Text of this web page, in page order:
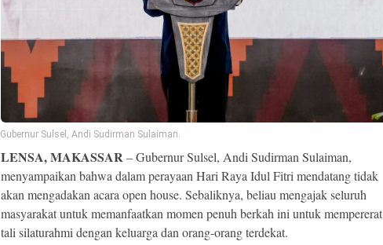
Gubernur Sulsel, Andi Sudirman Sulaiman.
LENSA, MAKASSAR– Gubernur Sulsel, Andi Sudirman Sulaiman,
menyampaikan bahwa dalam perayaan Hari Raya Idul Fitri mendatang tidak
akan mengadakan acara open house. Sebaliknya, beliau mengajak seluruh
masyarakat untuk memanfaatkan momen penuh berkah ini untuk mempererat
tali silaturahmi dengan keluarga dan orang-orang terdekat.